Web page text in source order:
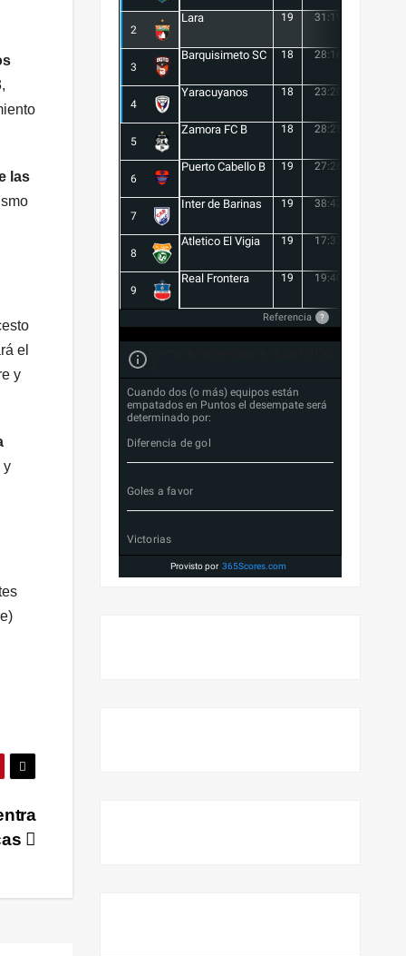
las
el
y
y
2
Lara 19 31:19
3
Barquisimeto SC 18 28:16
4
Yaracuyanos 18 23:20
5
Zamora FC B 18 28:25
6
Puerto Cabello B 19 27:26
7
Inter de Barinas 19 38:42
8
Atletico El Vigia 19 17:37
9
Real Frontera 19 19:40
Referencia ?
Cuando dos (o más) equipos están
empatados en Puntos el desempate será
determinado por:
Diferencia de gol
Goles a favor
Victorias
Provisto por 365Scores.com